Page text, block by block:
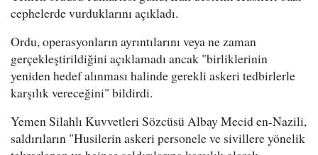
cephelerde vurduklarını açıkladı.
Ordu, operasyonların ayrıntılarını veya ne zaman
gerçekleştirildiğini açıklamadı ancak "birliklerinin
yeniden hedef alınması halinde gerekli askeri tedbirlerle
karşılık vereceğini" bildirdi.
Yemen Silahlı Kuvvetleri Sözcüsü Albay Mecid en-Nazili,
saldırıların "Husilerin askeri personele ve sivillere yönelik